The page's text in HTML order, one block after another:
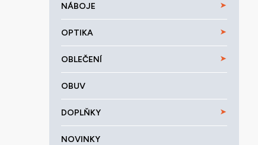
NÁBOJE
OPTIKA
OBLEČENÍ
OBUV
DOPLŇKY
NOVINKY